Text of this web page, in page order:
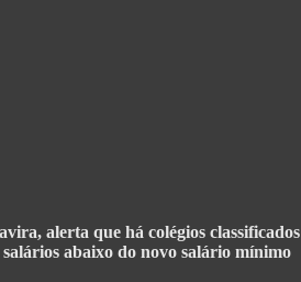
alerta que há colégios classificados
abaixo do novo salário mínimo